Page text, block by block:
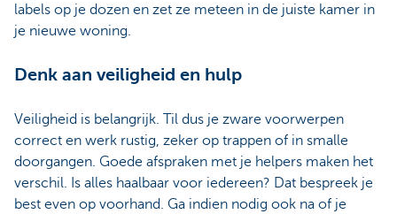
labels op je dozen en zet ze meteen in de juiste kamer in
je nieuwe woning.
Denk aan veiligheid en hulp
Veiligheid is belangrijk. Til dus je zware voorwerpen
correct en werk rustig, zeker op trappen of in smalle
doorgangen. Goede afspraken met je helpers maken het
verschil. Is alles haalbaar voor iedereen? Dat bespreek je
best even op voorhand. Ga indien nodig ook na of je